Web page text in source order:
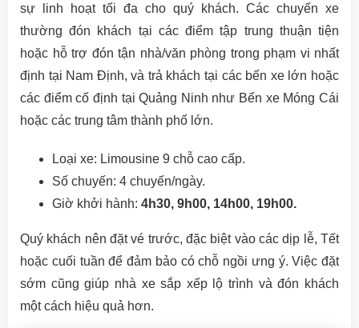
sự linh hoạt tối đa cho quý khách. Các chuyến xe
thường đón khách tại các điểm tập trung thuận tiện
hoặc hỗ trợ đón tận nhà/văn phòng trong phạm vi nhất
định tại Nam Định, và trả khách tại các bến xe lớn hoặc
các điểm cố định tại Quảng Ninh như Bến xe Móng Cái
hoặc các trung tâm thành phố lớn.
Loại xe: Limousine 9 chỗ cao cấp.
Số chuyến: 4 chuyến/ngày.
Giờ khởi hành: 4h30, 9h00, 14h00, 19h00.
Quý khách nên đặt vé trước, đặc biệt vào các dịp lễ, Tết
hoặc cuối tuần để đảm bảo có chỗ ngồi ưng ý. Việc đặt
sớm cũng giúp nhà xe sắp xếp lộ trình và đón khách
một cách hiệu quả hơn.